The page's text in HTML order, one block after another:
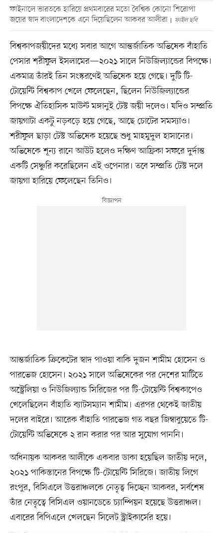
ফাইনালে ভারতকে হারিয়ে প্রথমবারের মতো বৈশ্বিক কোনো শিরোপা
জয়ের স্বাদ বাংলাদেশকে এনে দিয়েছিলেন আকবর আলীরা
ফাইল ছবি
বিশ্বকাপজয়ীদের মধ্যে সবার আগে আন্তর্জাতিক অভিষেক বাঁহাতি
পেসার শরীফুল ইসলামের—২০২১ সালে নিউজিল্যান্ডের বিপক্ষে।
একমাত্র তাঁরই তিন সংস্করণেই অভিষেক হয়ে গেছে। দুটি টি-
টোয়েন্টি বিশ্বকাপ খেলে ফেলেছেন, ছিলেন নিউজিল্যান্ডের
বিপক্ষে ঐতিহাসিক মাউন্ট মঙ্গানুই টেস্ট জয়ী দলেও। যদিও সম্প্রতি
জায়গাটা একটু নড়বড়ে হয়ে গেছে, আছে চোটের সমস্যাও।
শরীফুল ছাড়া টেস্ট অভিষেক হয়েছে শুধু মাহমুদুল হাসানের।
অভিষেকে শূন্য রানে আউট হলেও দক্ষিণ আফ্রিকা সফরে দুর্দান্ত
একটি সেঞ্চুরি করেছিলেন এই ওপেনার। তবে সম্প্রতি টেস্ট দলে
জায়গা হারিয়ে ফেলেছেন তিনিও।
আন্তর্জাতিক ক্রিকেটের স্বাদ পাওয়া বাকি দুজন শামীম হোসেন ও
পারভেজ হোসেন। ২০২১ সালে অভিষেকের পর দেশের মাটিতে
অস্ট্রেলিয়া ও নিউজিল্যান্ড সিরিজের পর টি-টোয়েন্টি বিশ্বকাপেও
খেলেছিলেন বাঁহাতি ব্যাটসম্যান শামীম। এরপর থেকেই জাতীয়
দলের বাইরে। আরেক বাঁহাতি পারভেজ গত বছর জিম্বাবুয়েতে টি-
টোয়েন্টি অভিষেকে ২ রান করার পর আর সুযোগ পাননি।
অধিনায়ক আকবর আলীকে একবার ডাকা হয়েছিল জাতীয় দলে,
২০২১ পাকিস্তানের বিপক্ষে টি-টোয়েন্টি সিরিজে। জাতীয় লিগে
রংপুর, বিসিএলে উত্তরাঞ্চলকে নেতৃত্ব দিচ্ছেন আকবর, সর্বশেষ
তাঁর নেতৃত্বে বিসিএল ওয়ানডেতে চ্যাম্পিয়ন হয়েছে উত্তরাঞ্চল।
এবারের বিপিএলে খেলছেন সিলেট স্ট্রাইকার্সের হয়ে।